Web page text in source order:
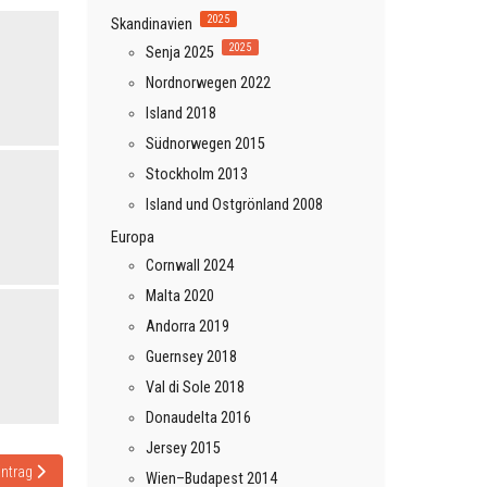
Beitrag: Great Barrier Island – Tauranga/Mt Maunganui
Skandinavien
2025
Senja 2025 2025
Nordnorwegen 2022
Island 2018
Südnorwegen 2015
Stockholm 2013
Island und Ostgrönland 2008
Europa
Cornwall 2024
Malta 2020
Andorra 2019
Guernsey 2018
Val di Sole 2018
Donaudelta 2016
Jersey 2015
Wien–Budapest 2014